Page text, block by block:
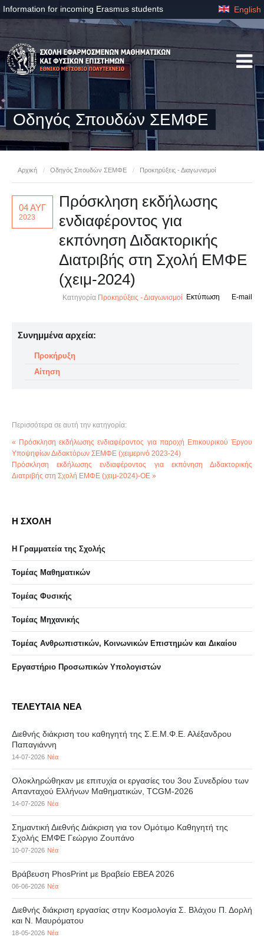
Information for incoming Erasmus students English
Οδηγός Σπουδών ΣΕΜΦΕ
Αρχική / Οδηγός Σπουδών ΣΕΜΦΕ / Προκηρύξεις - Διαγωνισμοί
04 ΑΥΓ
2023
Πρόσκληση εκδήλωσης
ενδιαφέροντος για
εκπόνηση Διδακτορικής
Διατριβής στη Σχολή ΕΜΦΕ
(χειμ-2024)
Κατηγορία Προκηρύξεις - Διαγωνισμοί E-mail
Εκτύπωση
Συνημμένα αρχεία:
Προκήρυξη
Αίτηση
Περισσότερα σε αυτή την κατηγορία:
« Πρόσκληση εκδήλωσης ενδιαφέροντος για παροχή Επικουρικού Έργου
Υποψηφίων Διδακτόρων ΣΕΜΦΕ (χειμερινό 2023-24)
Πρόσκληση εκδήλωσης ενδιαφέροντος για εκπόνηση Διδακτορικής
Διατριβής στη Σχολή ΕΜΦΕ (χειμ-2024)-OE »
Η ΣΧΟΛΗ
Η Γραμματεία της Σχολής
Τομέας Μαθηματικών
Τομέας Φυσικής
Τομέας Μηχανικής
Τομέας Ανθρωπιστικών, Κοινωνικών Επιστημών και Δικαίου
Eργαστήριo Προσωπικών Υπολογιστών
ΤΕΛΕΥΤΑΙΑ ΝΕΑ
Διεθνής διάκριση του καθηγητή της Σ.Ε.Μ.Φ.Ε. Αλέξανδρου
Παπαγιάννη
14-07-2026 Νέα
Ολοκληρώθηκαν με επιτυχία οι εργασίες του 3ου Συνεδρίου των
Απανταχού Ελλήνων Μαθηματικών, TCGM-2026
14-07-2026 Νέα
Σημαντική Διεθνής Διάκριση για τον Ομότιμο Καθηγητή της
Σχολής ΕΜΦΕ Γεώργιο Ζουπάνο
10-07-2026 Νέα
Βράβευση PhosPrint με Βραβείο ΕΒΕΑ 2026
06-06-2026 Νέα
Διεθνής διάκριση εργασίας στην Κοσμολογία Σ. Βλάχου Π. Δορλή
και Ν. Μαυρόματου
18-05-2026 Νέα